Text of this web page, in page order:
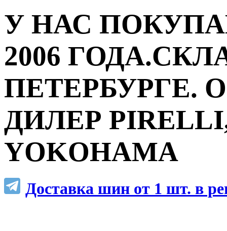
У НАС
2006
ПЕТЕРБУРГЕ.
ДИЛЕР
YOKOHAMA
Доставка шин от 1 шт. в